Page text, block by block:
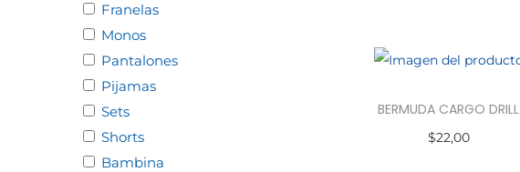
BERMUDA CARGO DRILL
$22,00
Franelas
Monos
Pantalones
Pijamas
Sets
Shorts
Bambina